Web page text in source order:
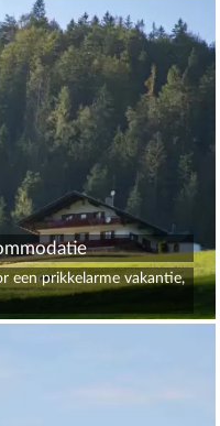
een prikkelarme vakantie,